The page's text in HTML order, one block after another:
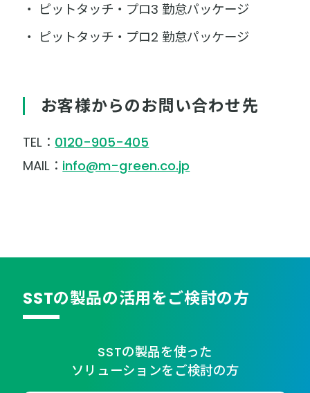
ピットタッチ・プロ3 勤怠パッケージ
ピットタッチ・プロ2 勤怠パッケージ
お客様からのお問い合わせ先
TEL： 0120-905-405
MAIL： info@m-green.co.jp
SSTの製品の活用をご検討の方
SSTの製品を使った
ソリューションをご検討の方